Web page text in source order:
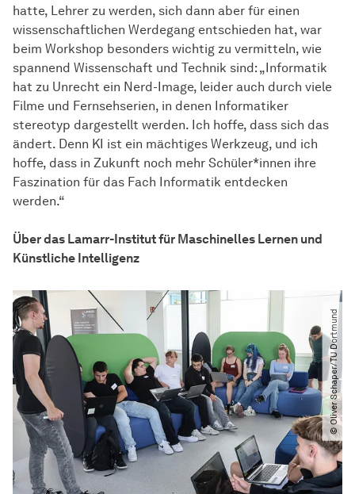
hatte, Lehrer zu werden, sich dann aber für einen
wissen­schaft­lichen Werdegang entschieden hat, war
beim Workshop besonders wichtig zu vermitteln, wie
spannend Wissenschaft und Technik sind: „Informatik
hat zu Unrecht ein Nerd-Image, leider auch durch viele
Filme und Fernsehserien, in denen Informatiker
stereotyp dargestellt werden. Ich hoffe, dass sich das
ändert. Denn KI ist ein mächtiges Werkzeug, und ich
hoffe, dass in Zukunft noch mehr Schüler*innen ihre
Faszination für das Fach Informatik entdecken
werden.“
Über das Lamarr-Institut für Maschinelles Lernen und
Künstliche Intelligenz
© Oliver Schaper​/​TU Dortmund